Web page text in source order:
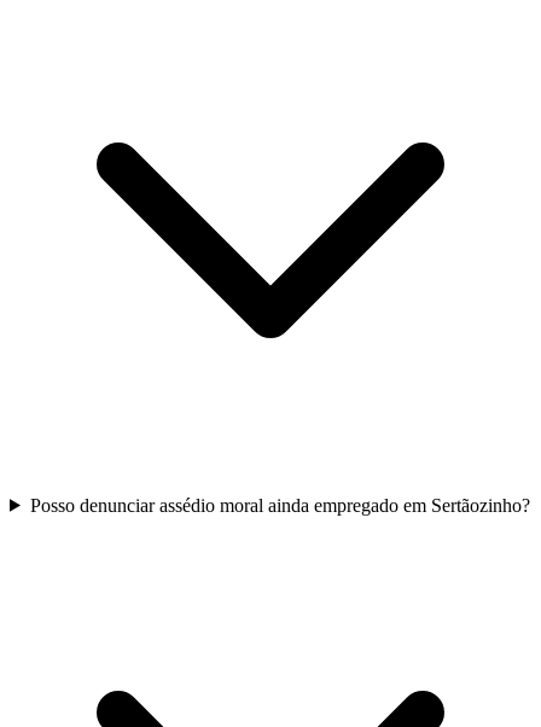
Posso denunciar assédio moral ainda empregado em Sertãozinho?